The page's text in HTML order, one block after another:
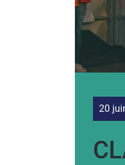
20